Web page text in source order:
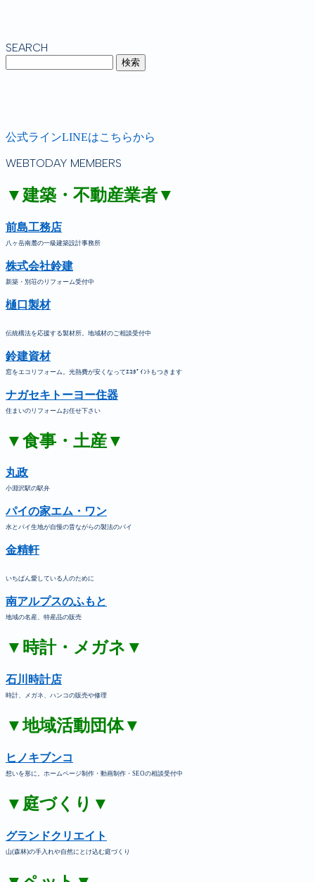
SEARCH
公式ラインLINEはこちらから
WEBTODAY MEMBERS
▼建築・不動産業者▼
前島工務店
八ヶ岳南麓の一級建築設計事務所
株式会社鈴建
新築・別荘のリフォーム受付中
樋口製材
伝統構法を応援する製材所。地域材のご相談受付中
鈴建資材
窓をエコリフォーム。光熱費が安くなってｴｺﾎﾟｲﾝﾄもつきます
ナガセキトーヨー住器
住まいのリフォームお任せ下さい
▼食事・土産▼
丸政
小淵沢駅の駅弁
パイの家エム・ワン
水とパイ生地が自慢の昔ながらの製法のパイ
金精軒
いちばん愛している人のために
南アルプスのふもと
地域の名産、特産品の販売
▼時計・メガネ▼
石川時計店
時計、メガネ、ハンコの販売や修理
▼地域活動団体▼
ヒノキブンコ
想いを形に。ホームページ制作・動画制作・SEOの相談受付中
▼庭づくり▼
グランドクリエイト
山(森林)の手入れや自然にとけ込む庭づくり